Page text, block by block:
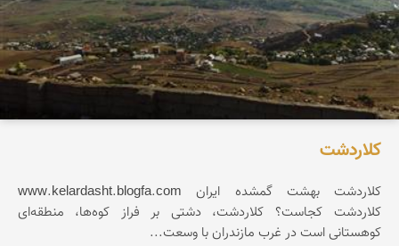
کلاردشت
کلاردشت بهشت گمشده ایران www.kelardasht.blogfa.com
كلاردشت كجاست؟ كلاردشت، دشتی بر فراز كوه‌ها، منطقه‌ای
كوهستانی است در غرب مازندران با وسعت...